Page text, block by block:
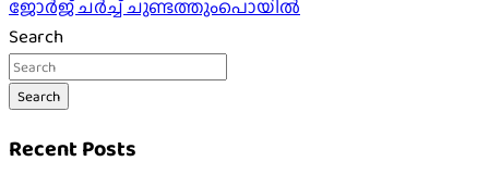
ജോർജ് ചർച്ച്‌ ചുണ്ടത്തുംപൊയിൽ
Search
Search
Recent Posts